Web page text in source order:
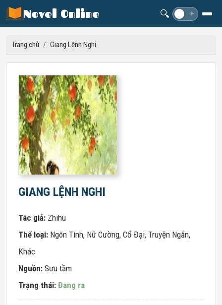
Novel Online 🔍 ☀
Trang chủ / Giang Lệnh Nghi
GIANG LỆNH NGHI
Tác giả: Zhihu
Thể loại: Ngôn Tình, Nữ Cường, Cổ Đại, Truyện Ngắn,
Khác
Nguồn: Sưu tầm
Trạng thái: Đang ra